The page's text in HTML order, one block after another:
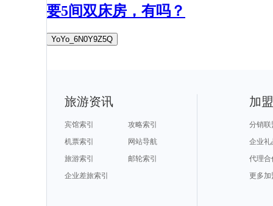
要5间双床房，有吗？
YoYo_6N0Y9Z5Q
旅游资讯
宾馆索引
攻略索引
机票索引
网站导航
旅游索引
邮轮索引
企业差旅索引
加
分销联
企业礼
代理合
更多加